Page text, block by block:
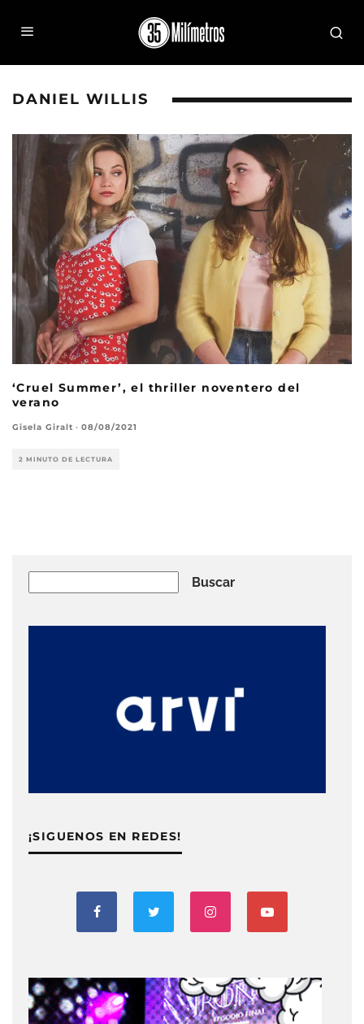
DANIEL WILLIS
‘Cruel Summer’, el thriller noventero del
verano
Gisela Giralt · 08/08/2021
2 MINUTO DE LECTURA
Buscar
¡SIGUENOS EN REDES!